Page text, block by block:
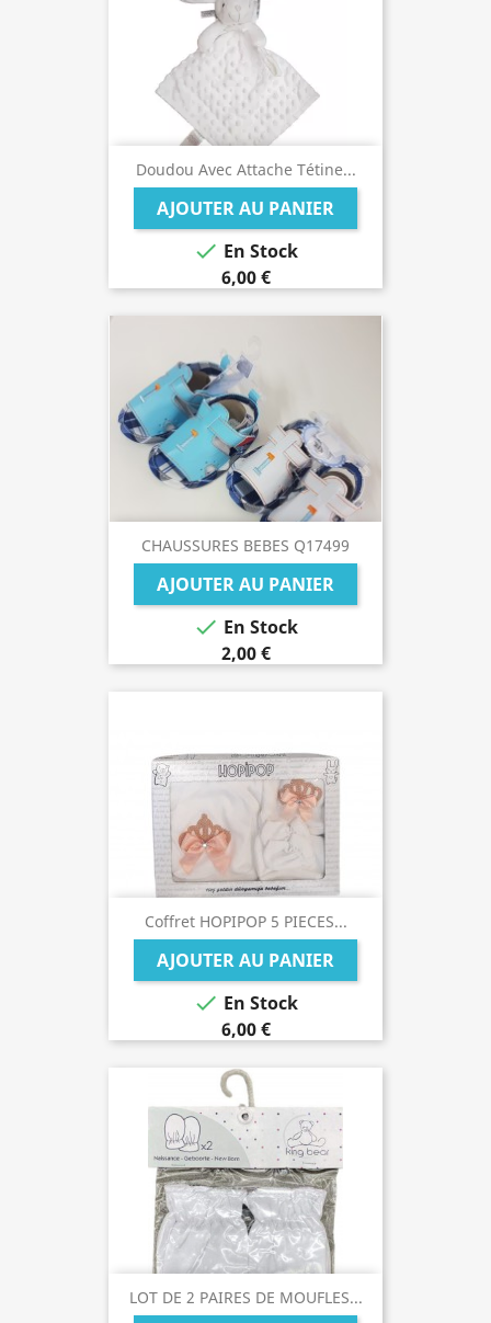
Doudou Avec Attache Tétine...
AJOUTER AU PANIER
 En Stock
6,00 €
CHAUSSURES BEBES Q17499
AJOUTER AU PANIER
 En Stock
2,00 €
Coffret HOPIPOP 5 PIECES...
AJOUTER AU PANIER
 En Stock
6,00 €
LOT DE 2 PAIRES DE MOUFLES...